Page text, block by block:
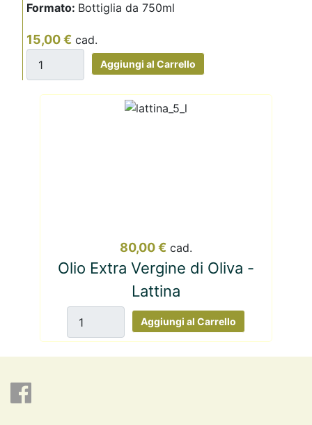
Formato: Bottiglia da 750ml
15,00 € cad.
Aggiungi al Carrello
80,00 € cad.
Olio Extra Vergine di Oliva -
Lattina
Aggiungi al Carrello